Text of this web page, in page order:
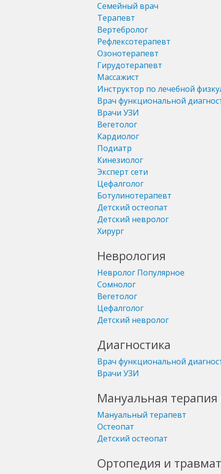
Семейный врач
Терапевт
Вертебролог
Рефлексотерапевт
Озонотерапевт
Гирудотерапевт
Массажист
Инструктор по лечебной
Врач функциональной
Врачи УЗИ
Вегетолог
Кардиолог
Подиатр
Кинезиолог
Эксперт сети
Цефалголог
Ботулинотерапевт
Детский остеопат
Детский невролог
Хирург
Неврология
Невролог Популярное
Сомнолог
Вегетолог
Цефалголог
Детский невролог
Диагностика
Врач функциональной
Врачи УЗИ
Мануальная терапия
Мануальный терапевт
Остеопат
Детский остеопат
Ортопедия и